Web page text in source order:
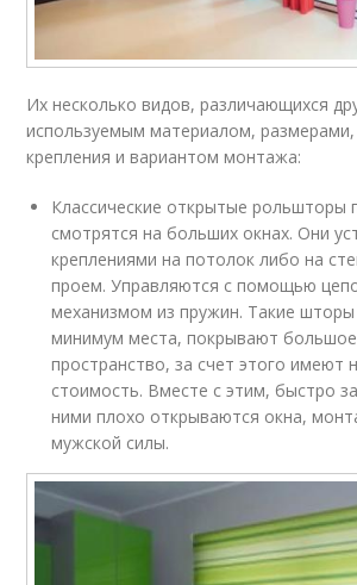
Их несколько видов, различающихся
используемым материалом,
крепления и вариантом монтажа:
Классические открытые рольшторы
смотрятся на больших окнах. Они
креплениями на потолок либо на
проем. Управляются с помощью
механизмом из пружин. Такие
минимум места, покрывают
пространство, за счет этого имеют
стоимость. Вместе с этим, быстро
ними плохо открываются окна,
мужской силы.